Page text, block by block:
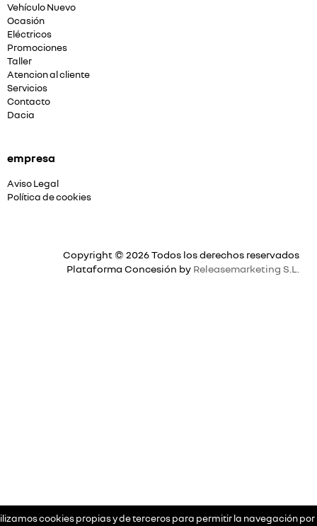
cookies propias y de terceros para permitir la navegación por
Vehículo Nuevo
Ocasión
Eléctricos
Promociones
Taller
Atencion al cliente
Servicios
Contacto
Dacia
empresa
Aviso Legal
Política de cookies
Copyright © 2026 Todos los derechos reservados
Plataforma Concesión by Releasemarketing S.L.